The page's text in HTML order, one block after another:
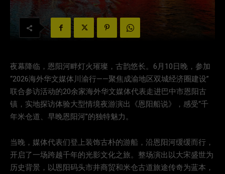
夜幕降临，恩阳河畔灯火璀璨，古韵悠长。6月10日晚，参加
“2026海外华文媒体川渝行——聚焦成渝地区双城经济圈建设”
联合参访活动的20余家海外华文媒体代表走进巴中市恩阳古
镇，实地探访体验大型情境夜游演出《恩阳船说》，感受“千
年米仓道、早晚恩阳河”的独特魅力。
当晚，媒体代表们登上装饰古朴的游船，沿恩阳河缓缓而行，
开启了一场跨越千年的光影文化之旅。整场演出以大宋盛世为
历史背景，以恩阳码头市井商贸和米仓古道旅途传奇为蓝本，